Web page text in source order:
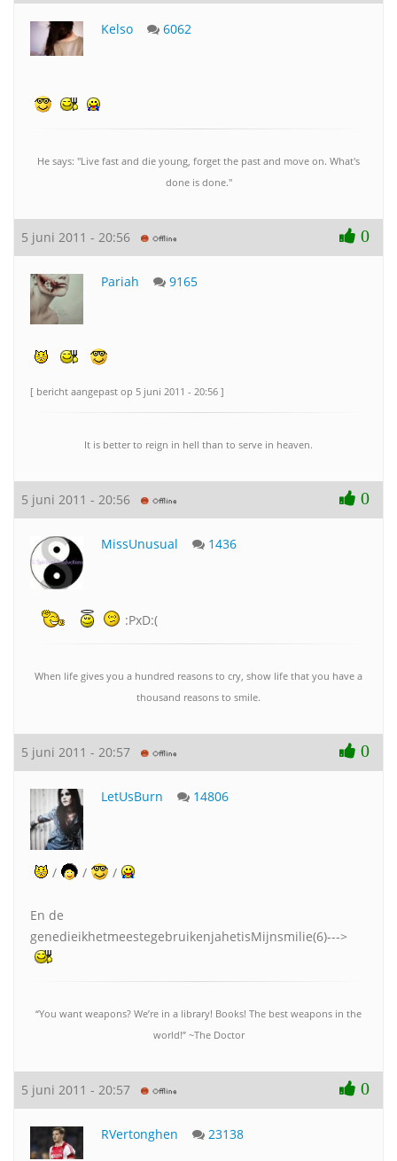
Kelso 6062
He says: "Live fast and die young, forget the past and move on. What's
done is done."
5 juni 2011 - 20:56 0
Pariah 9165
[ bericht aangepast op 5 juni 2011 - 20:56 ]
It is better to reign in hell than to serve in heaven.
5 juni 2011 - 20:56 0
MissUnusual 1436
:PxD:(
When life gives you a hundred reasons to cry, show life that you have a
thousand reasons to smile.
5 juni 2011 - 20:57 0
LetUsBurn 14806
/ / /
En de
genedieikhetmeestegebruikenjahetisMijnsmilie(6)--->
“You want weapons? We’re in a library! Books! The best weapons in the
world!” ~The Doctor
5 juni 2011 - 20:57 0
RVertonghen 23138